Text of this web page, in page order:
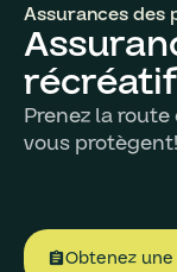
Assurances des
récréatif
Prenez la
vous protègent!
assignmentObtenez